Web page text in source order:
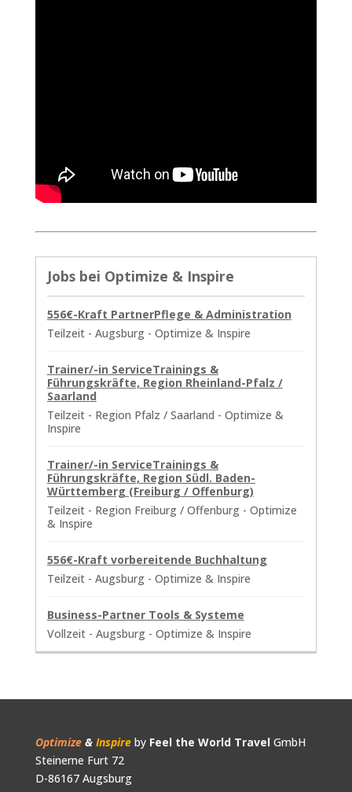
Jobs bei Optimize & Inspire
556€-Kraft PartnerPflege & Administration
Teilzeit- Augsburg- Optimize & Inspire
Trainer/-in ServiceTrainings &
Führungskräfte, Region Rheinland-Pfalz /
Saarland
Teilzeit- Region Pfalz / Saarland - Optimize &
Inspire
Trainer/-in ServiceTrainings &
Führungskräfte, Region Südl. Baden-
Württemberg (Freiburg / Offenburg)
Teilzeit- Region Freiburg / Offenburg- Optimize
& Inspire
556€-Kraft vorbereitende Buchhaltung
Teilzeit- Augsburg- Optimize & Inspire
Business-Partner Tools & Systeme
Vollzeit- Augsburg- Optimize & Inspire
Optimize& Inspire by Feel the World Travel GmbH
Steinerne Furt 72
D-86167 Augsburg